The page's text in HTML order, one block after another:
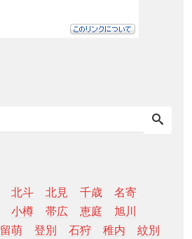
北斗 北見 千歳
名寄
小樽 帯広 恵庭
旭川
留萌 登別 石狩 稚内
紋別